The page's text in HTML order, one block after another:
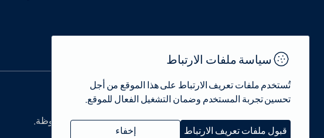
© 2022 جمهورية تركيا وزارة الثقافة والسياحة - جميع الحقوق محفوظة.
سياسة ملفات الارتباط
تُستخدم ملفات تعريف الارتباط على هذا الموقع من أجل
تحسين تجربة المستخدم وضمان التشغيل الفعال للموقع.
قبول ملفات تعريف الارتباط إخفاء